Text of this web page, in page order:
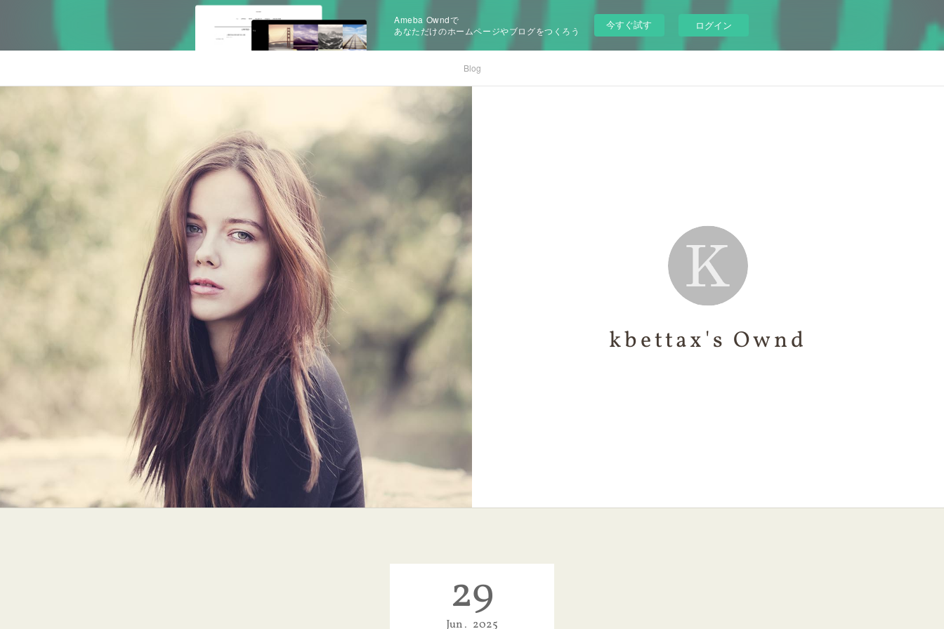
Ameba Owndで
あなただけのホームページやブログをつくろう
今すぐ試す ログイン
Blog
kbettax's Ownd
29
Jun 2025